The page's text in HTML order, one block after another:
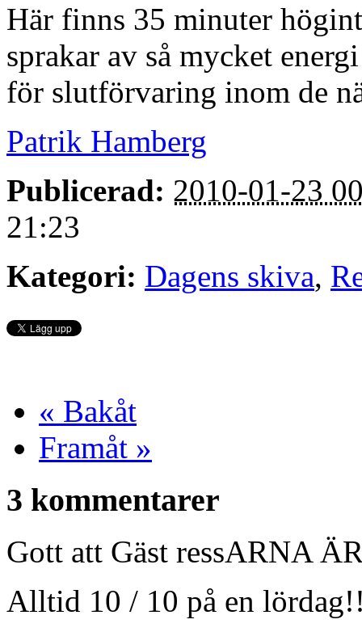
Här finns 35 minuter
sprakar av så mycket
för slutförvaring inom de
Patrik Hamberg
Publicerad: 2010-01-23
21:23
Kategori: Dagens skiva,
« Bakåt
Framåt »
3 kommentarer
Gott att Gäst ressARNA
Alltid 10 / 10 på en